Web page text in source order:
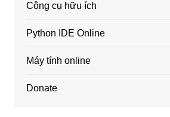
Công cụ hữu ích
Python IDE Online
Máy tính online
Donate